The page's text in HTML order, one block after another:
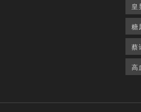
皇
糖
蔡
高